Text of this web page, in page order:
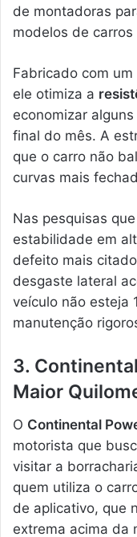
de montadoras
modelos de
Fabricado com
ele otimiza a
economizar
final do mês. A
que o carro não
curvas mais
Nas pesquisas
estabilidade em
defeito mais
desgaste lateral
veículo não esteja
manutenção
3.
Maior
O Continental
motorista que
visitar a
quem utiliza o
de aplicativo, que
extrema acima da